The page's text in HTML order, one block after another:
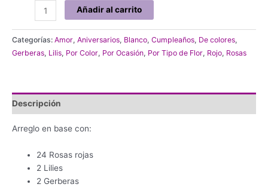
rosas
rojas
y
cantidad
Añadir al carrito
Categorías: Amor, Aniversarios, Blanco, Cumpleaños, De colores,
Gerberas, Lilis, Por Color, Por Ocasión, Por Tipo de Flor, Rojo, Rosas
Descripción
Arreglo en base con:
24 Rosas rojas
2 Lilies
2 Gerberas